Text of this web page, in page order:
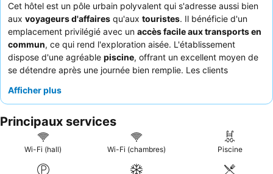
Cet hôtel est un pôle urbain polyvalent qui s'adresse aussi bien
aux voyageurs d'affaires qu'aux touristes. Il bénéficie d'un
emplacement privilégié avec un accès facile aux transports en
commun, ce qui rend l'exploration aisée. L'établissement
dispose d'une agréable piscine, offrant un excellent moyen de
se détendre après une journée bien remplie. Les clients
professionnel
à demander une chambre dans une
d'éviter les meubles démodés.
Afficher plus
Principaux services
Wi-Fi (hall) Wi-Fi (chambres) Piscine